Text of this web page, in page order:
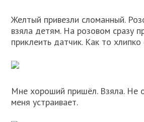
Желтый привезли сломанный.
взяла детям. На розовом сразу
приклеить датчик. Как то
Мне хороший пришёл. Взяла. Не
меня устраивает.